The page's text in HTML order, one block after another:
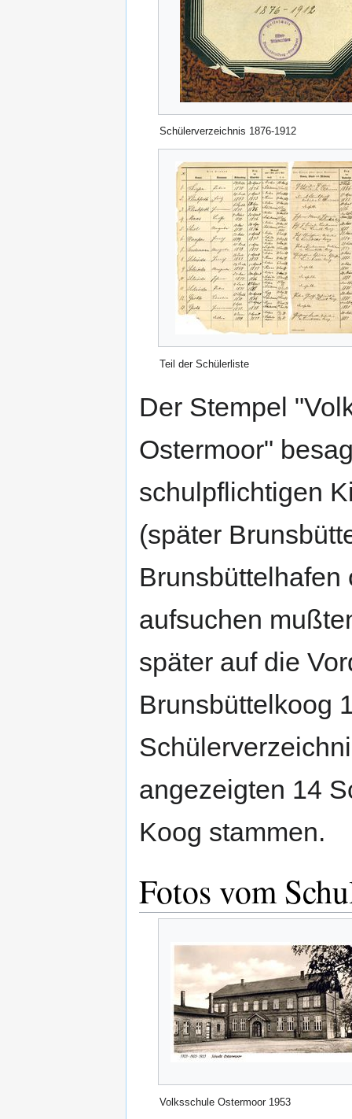
Schülerverzeichnis 1876-1912
Teil der Schülerliste
Der Stempel
Ostermoor"
schulpflichtigen
(später
Brunsbüttelhafen
aufsuchen
später auf die
Brunsbüttelkoog
angezeigten 14
Koog stammen.
Fotos vom
Volksschule Ostermoor 1953